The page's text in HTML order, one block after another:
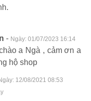
- Ngày: 01/07/2023 16:14
a Ngà , cảm ơn a
hộ shop
12/08/2021 08:53